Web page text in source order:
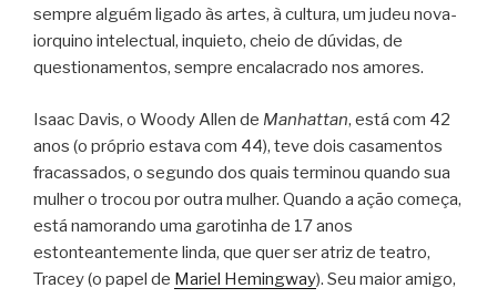
sempre alguém ligado às artes, à cultura, um judeu nova-
iorquino intelectual, inquieto, cheio de dúvidas, de
questionamentos, sempre encalacrado nos amores.
Isaac Davis, o Woody Allen de Manhattan, está com 42
anos (o próprio estava com 44), teve dois casamentos
fracassados, o segundo dos quais terminou quando sua
mulher o trocou por outra mulher. Quando a ação começa,
está namorando uma garotinha de 17 anos
estonteantemente linda, que quer ser atriz de teatro,
Tracey (o papel de Mariel Hemingway). Seu maior amigo,